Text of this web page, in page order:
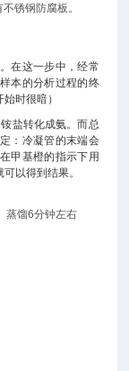
锈钢防腐板。
在这一步中，经常
本的分析过程的终
时很暗）
盐转化成氨。而总
：冷凝管的末端会
甲基橙的指示下用
以得到结果。
蒸馏6分钟左右